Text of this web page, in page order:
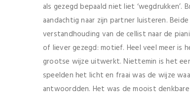
als gezegd bepaald niet liet ‘wegdrukken’.
aandachtig naar zijn partner luisteren.
verstandhouding van de cellist naar de
of liever gezegd: motief. Heel veel meer
grootse wijze uitwerkt. Niettemin is het
speelden het licht en fraai was de wijze
antwoordden. Het was de mooist